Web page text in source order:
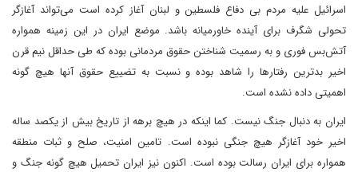
اسرائیل علیه مردم بی دفاع فلسطین و لبنان آغاز کرده است می‌تواند آغازگر
تحولی شگرف برای آینده خاورمیانه باشد. موضع ایران در این زمینه همواره
آتش‌بس فوری و به رسمیت شناختن حقوق مردمانی بوده که طی حداقل نیم قرن
اخیر بدترین رفتارها را شاهد بوده و نسبت به تضییع حقوق آنها هیچ گونه
اهمیتی داده نشده است.
ایران به دنبال جنگ نیست. کما اینکه در هیچ برهه از تاریخ بیش از یکصد ساله
اخیر خود آغازگر هیچ جنگی نبوده است. تامین امنیت، صلح و ثبات منطقه
همواره برای ایران رسالت بوده است. اکنون نیز ایران تحمیل هیچ گونه جنگ و